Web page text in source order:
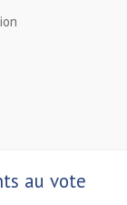
au vote